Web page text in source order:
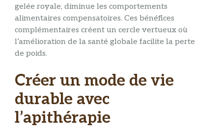
gelée royale, diminue les comportements
alimentaires compensatoires. Ces bénéfices
complémentaires créent un cercle vertueux où
l’amélioration de la santé globale facilite la perte
de poids.
Créer un mode de vie
durable avec
l’apithérapie